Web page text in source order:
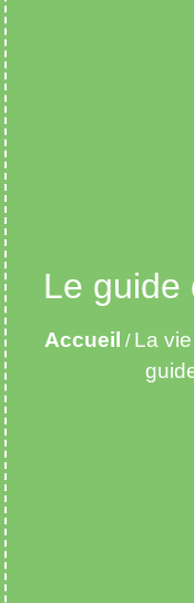
Le guide
Accueil / La